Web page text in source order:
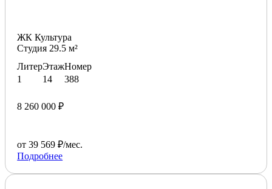
ЖК Культура
Студия 29.5 м²
Литер
1
Этаж
14
Номер
388
8 260 000 ₽
от 39 569 ₽/мес.
Подробнее